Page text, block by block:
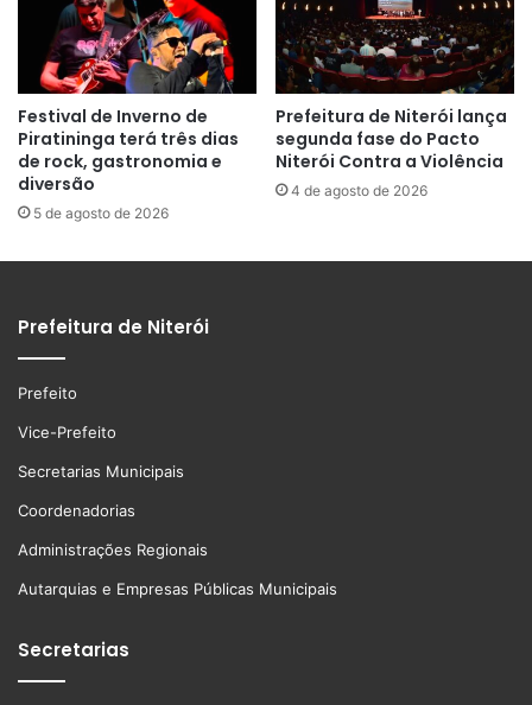
Festival de Inverno de
Piratininga terá três dias
de rock, gastronomia e
diversão
5 de agosto de 2026
Prefeitura de Niterói lança
segunda fase do Pacto
Niterói Contra a Violência
4 de agosto de 2026
Prefeitura de Niterói
Prefeito
Vice-Prefeito
Secretarias Municipais
Coordenadorias
Administrações Regionais
Autarquias e Empresas Públicas Municipais
Secretarias